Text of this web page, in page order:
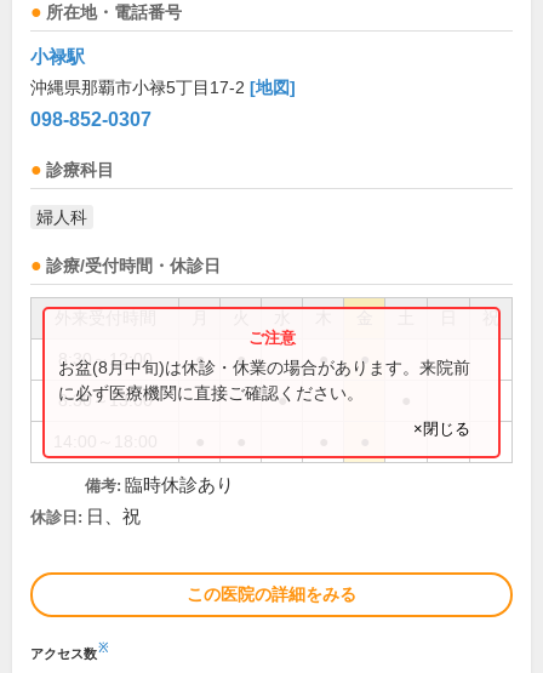
所在地・電話番号
小禄駅
沖縄県那覇市小禄5丁目17-2 [地図]
098-852-0307
診療科目
婦人科
診療/受付時間・休診日
祝
8:30～12:00 ● ● ● ●
8:30～13:00 ●
お盆(8月中旬)は休診・休業の場合があります。来院前
に必ず医療機関に直接ご確認ください。
×閉じる
備考: 臨時休診あり
休診日: 日、祝
この医院の詳細をみる
アクセス数※